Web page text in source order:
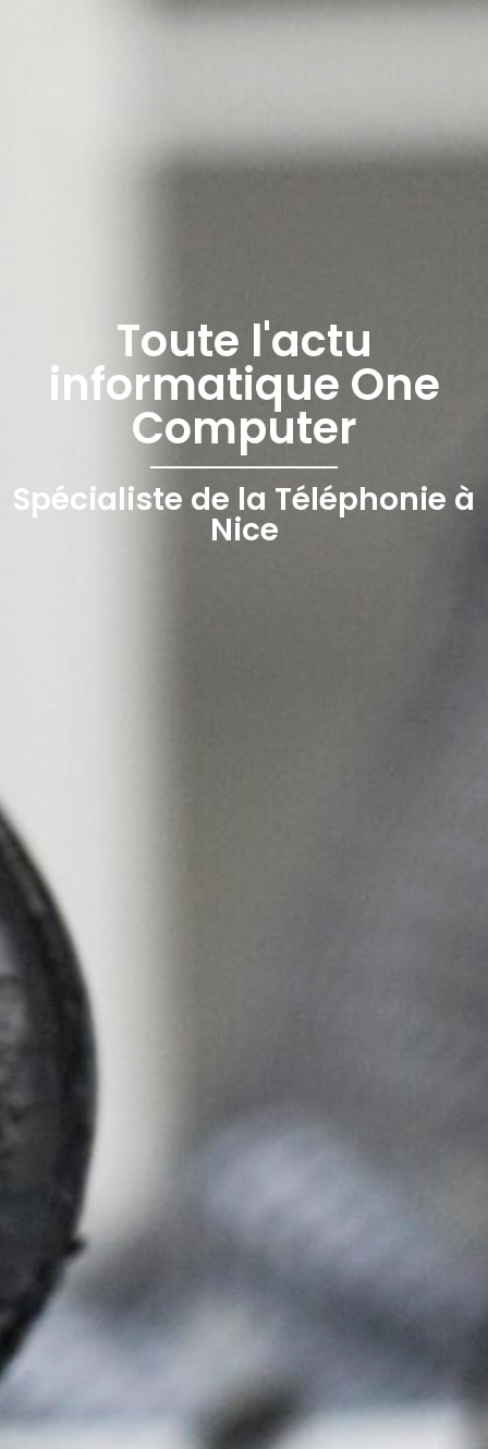
Toute l'actu
informatique One
Computer
Spécialiste de la Téléphonie à
Nice